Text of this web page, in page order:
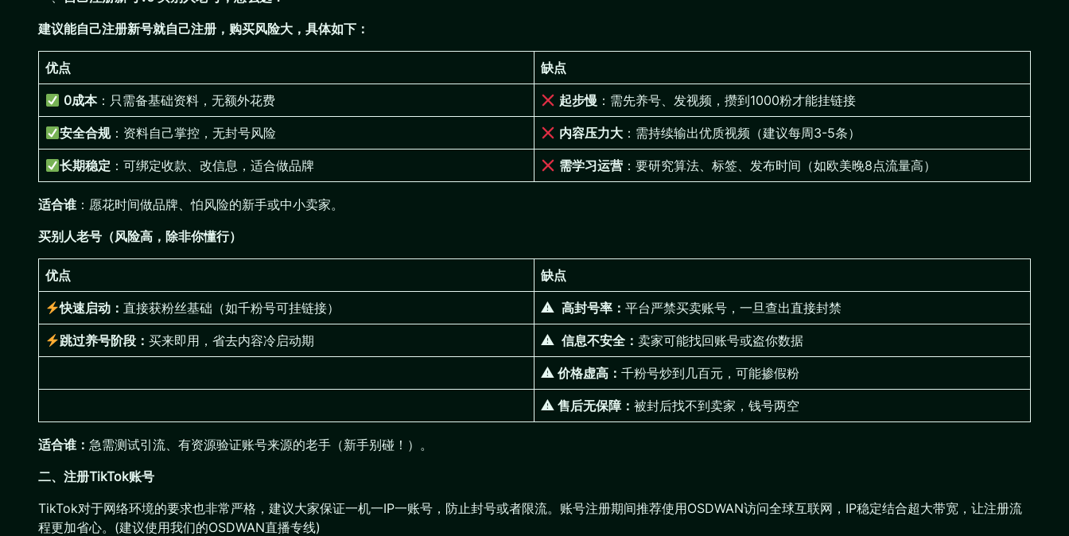
建议能自己注册新号就自己注册，购买风险大，具体如下：
优点 缺点
0成本：只需备基础资料，无额外花费 起步慢 ：需先养号、发视频，攒到1000粉才能挂链接
安全合规：资料自己掌控，无封号风险 内容压力大 ：需持续输出优质视频（建议每周3-5条）
长期稳定 ：可绑定收款、改信息，适合做品牌 需学习运营 ：要研究算法、标签、发布时间（如欧美晚8点流量高）
适合谁 ：愿花时间做品牌、怕风险的新手或中小卖家。
买别人老号（风险高，除非你懂行）
优点 缺点
快速启动：直接获粉丝基础（如千粉号可挂链接） ⚠ 高封号率： 平台严禁买卖账号，一旦查出直接封禁
跳过养号阶段：买来即用，省去内容冷启动期 ⚠ 信息不安全： 卖家可能找回账号或盗你数据
⚠ 价格虚高： 千粉号炒到几百元，可能掺假粉
⚠ 售后无保障： 被封后找不到卖家，钱号两空
适合谁： 急需测试引流、有资源验证账号来源的老手（新手别碰！）。
二、 注册TikTok账号
TikTok对于网络环境的要求也非常严格，建议大家保证一机一IP一账号，防止封号或者限流。账号注册期间推荐使用OSDWAN访问全球互联网，IP稳定结合超大带宽，让注册流
程更加省心。(建议使用我们的OSDWAN直播专线)